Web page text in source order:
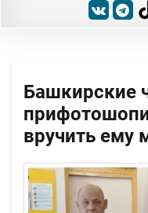
Башкирские
вручить ему